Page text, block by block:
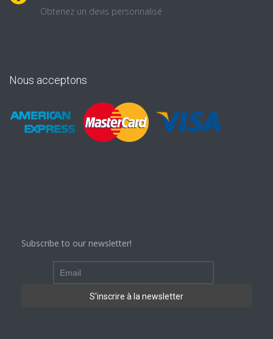
Obtenez un devis personnalisé
Nous acceptons
Subscribe to our newsletter!